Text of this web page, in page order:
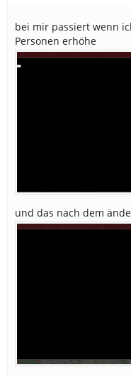
bei mir passiert wenn
Personen erhöhe
und das nach dem